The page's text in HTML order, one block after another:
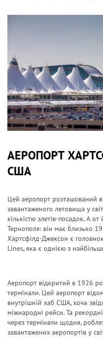
АЕРОПОРТ
США
Цей аеропорт розташований в
завантаженого летовища у
кількістю злетів-посадок. А
Тернополя: він має близько
Хартсфілд-Джексон є
Lines, яка є однією з
Аеропорт відкритий в 1926
термінали. Цей аеропорт
внутрішній хаб США, хоча
міжнародні рейси. Та
через термінали щодня,
завантажених аеропортів у